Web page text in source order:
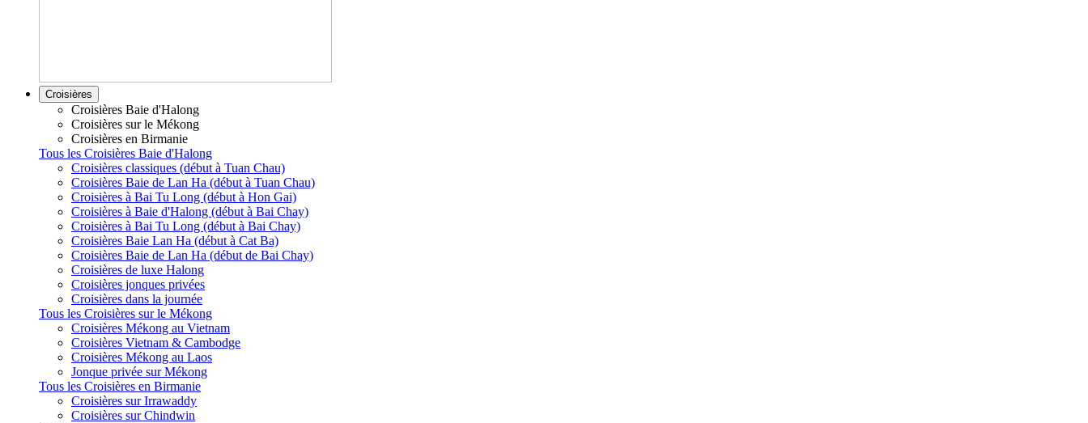
Croisières
Croisières Baie d'Halong
Croisières sur le Mékong
Croisières en Birmanie
Tous les Croisières Baie d'Halong
Croisières classiques (début à Tuan Chau)
Croisières Baie de Lan Ha (début à Tuan Chau)
Croisières à Bai Tu Long (début à Hon Gai)
Croisières à Baie d'Halong (début à Bai Chay)
Croisières à Bai Tu Long (début à Bai Chay)
Croisières Baie Lan Ha (début à Cat Ba)
Croisières Baie de Lan Ha (début de Bai Chay)
Croisières de luxe Halong
Croisières jonques privées
Croisières dans la journée
Tous les Croisières sur le Mékong
Croisières Mékong au Vietnam
Croisières Vietnam & Cambodge
Croisières Mékong au Laos
Jonque privée sur Mékong
Tous les Croisières en Birmanie
Croisières sur Irrawaddy
Croisières sur Chindwin